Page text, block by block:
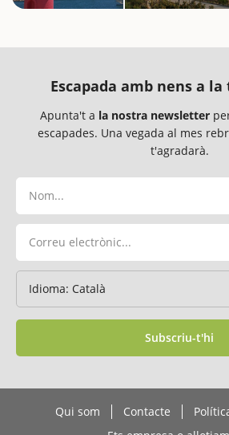
Escapada amb nens a
Apunta't a la nostra newsletter
escapades. Una vegada al mes
t'agradarà.
Subscriu-t'hi
Qui som Contacte